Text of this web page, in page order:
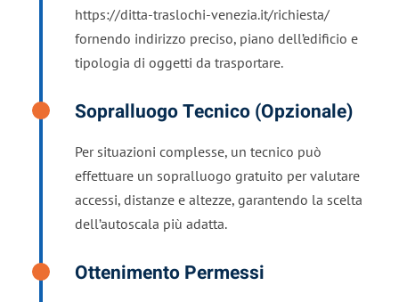
https://ditta-traslochi-venezia.it/richiesta/
fornendo indirizzo preciso, piano dell’edificio e
tipologia di oggetti da trasportare.
Sopralluogo Tecnico (opzionale)
Per situazioni complesse, un tecnico può
effettuare un sopralluogo gratuito per valutare
accessi, distanze e altezze, garantendo la scelta
dell’autoscala più adatta.
Ottenimento Permessi